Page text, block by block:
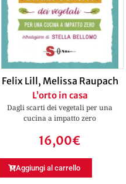
Felix Lill , Melissa Raupach
L’orto in casa
Dagli scarti dei vegetali per una
cucina a impatto zero
16,00€
Aggiungi al carrello